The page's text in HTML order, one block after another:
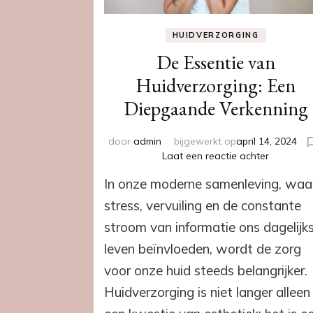
HUIDVERZORGING
De Essentie van
Huidverzorging: Een
Diepgaande Verkenning
dooradmin bijgewerkt opapril 14, 2024
Laat een reactie achterop
Essentie
van
Een
Verkenning
In onze moderne samenleving,
stress, vervuiling en de constante
stroom van informatie ons dagelijks
leven beïnvloeden, wordt de zorg
voor onze huid steeds belangrijker.
Huidverzorging is niet langer alleen